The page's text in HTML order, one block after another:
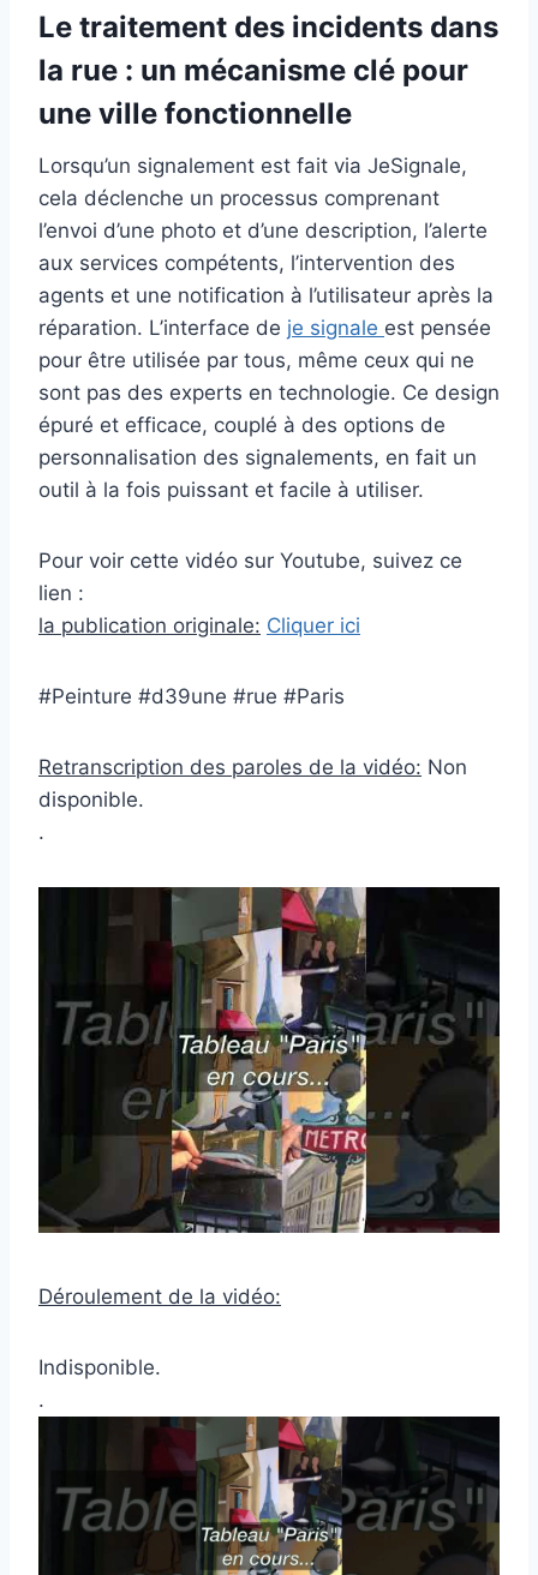
Le traitement des incidents dans
la rue : un mécanisme clé pour
une ville fonctionnelle
Lorsqu’un signalement est fait via JeSignale,
cela déclenche un processus comprenant
l’envoi d’une photo et d’une description, l’alerte
aux services compétents, l’intervention des
agents et une notification à l’utilisateur après la
réparation. L’interface de je signale est pensée
pour être utilisée par tous, même ceux qui ne
sont pas des experts en technologie. Ce design
épuré et efficace, couplé à des options de
personnalisation des signalements, en fait un
outil à la fois puissant et facile à utiliser.
Pour voir cette vidéo sur Youtube, suivez ce
lien :
la publication originale: Cliquer ici
#Peinture #d39une #rue #Paris
Retranscription des paroles de la vidéo: Non
disponible.
.
Déroulement de la vidéo:
Indisponible.
.